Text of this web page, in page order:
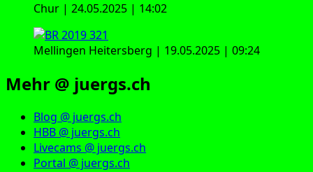
Chur | 24.05.2025 | 14:02
Mellingen Heitersberg | 19.05.2025 | 09:24
Mehr @ juergs.ch
Blog @ juergs.ch
HBB @ juergs.ch
Livecams @ juergs.ch
Portal @ juergs.ch